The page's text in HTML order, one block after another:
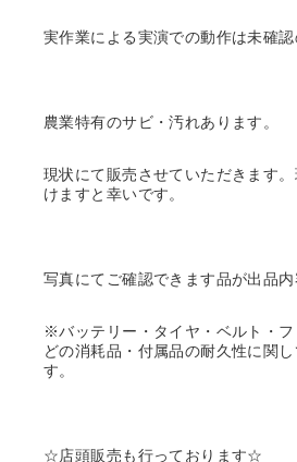
実作業による実演での動作は未確認
農業特有のサビ・汚れあります。
現状にて販売させていただきます
けますと幸いです。
写真にてご確認できます品が出品内
※バッテリー・タイヤ・ベルト・
どの消耗品・付属品の耐久性に関
す。
☆店頭販売も行っております☆